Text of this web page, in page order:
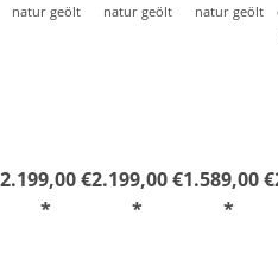
natur geölt
2.199,00 €
*
natur geölt
2.199,00 €
*
natur geölt
1.589,00 €
*